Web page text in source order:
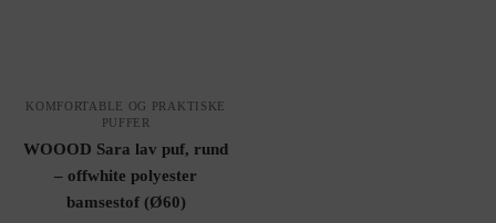
KOMFORTABLE OG PRAKTISKE
PUFFER
WOOOD Sara lav puf, rund
– offwhite polyester
bamsestof (Ø60)